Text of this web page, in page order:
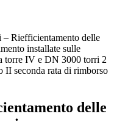
– Riefficientamento delle
installate sulle
torre IV e DN 3000 torri 2
II seconda rata di rimborso
delle